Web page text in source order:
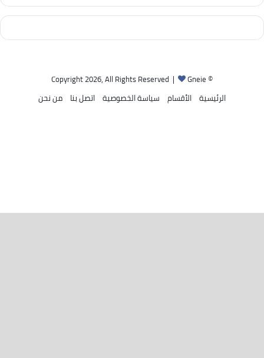
© Copyright 2026, All Rights Reserved |
Gneie
الرئيسية الأقسام سياسة الخصوصية اتصل بنا من نحن